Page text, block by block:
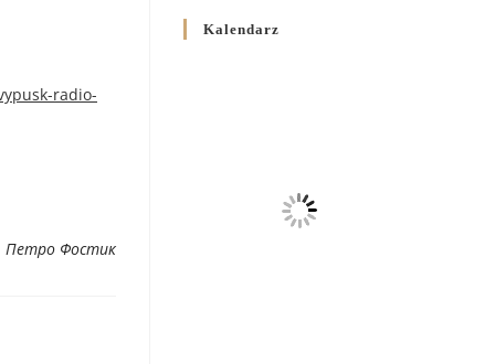
radio-
Петро Фостик
10 GRUDNIA 2025
Декрет про відзначення
Великодня і всіх рухомих
Kalendarz